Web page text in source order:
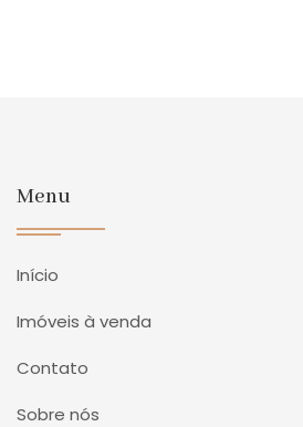
Menu
Início
Imóveis à venda
Contato
Sobre nós